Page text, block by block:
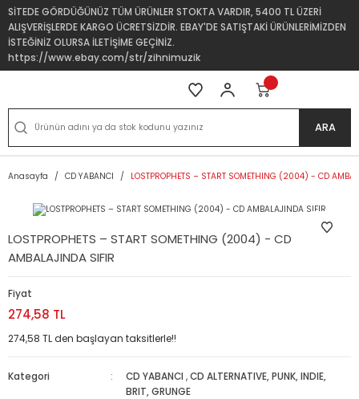
SİTEDE GÖRDÜĞÜNÜZ TÜM ÜRÜNLER STOKTA VARDIR, 5400 TL ÜZERİ
ALIŞVERİŞLERDE KARGO ÜCRETSİZDİR. EBAY'DE SATIŞTAKİ ÜRÜNLERİMİZDEN
İSTEĞİNİZ OLURSA İLETİŞİME GEÇİNİZ.
https://www.ebay.com/str/zihnimuzik
ARA
Anasayfa CD YABANCI LOSTPROPHETS – START SOMETHING (2004) - CD
LOSTPROPHETS – START SOMETHING (2004) - CD
AMBALAJINDA SIFIR
Fiyat
274,58 TL
274,58 TL den başlayan taksitlerle!!
Kategori CD YABANCI ,CD ALTERNATIVE, PUNK, INDIE,
BRIT, GRUNGE